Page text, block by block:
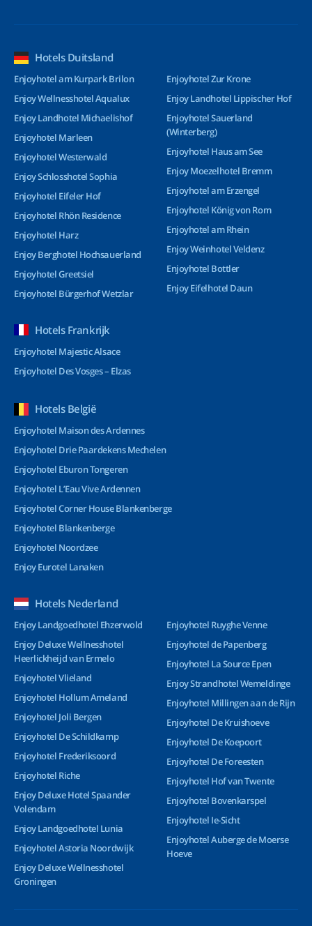
Hotels Duitsland
Enjoyhotel am Kurpark Brilon
Enjoy Wellnesshotel Aqualux
Enjoy Landhotel Michaelishof
Enjoyhotel Marleen
Enjoyhotel Westerwald
Enjoy Schlosshotel Sophia
Enjoyhotel Eifeler Hof
Enjoyhotel Rhön Residence
Enjoyhotel Harz
Enjoy Berghotel Hochsauerland
Enjoyhotel Greetsiel
Enjoyhotel Bürgerhof Wetzlar
Enjoyhotel Zur Krone
Enjoy Landhotel Lippischer Hof
Enjoyhotel Sauerland
(Winterberg)
Enjoyhotel Haus am See
Enjoy Moezelhotel Bremm
Enjoyhotel am Erzengel
Enjoyhotel König von Rom
Enjoyhotel am Rhein
Enjoy Weinhotel Veldenz
Enjoyhotel Bottler
Enjoy Eifelhotel Daun
Hotels Frankrijk
Enjoyhotel Majestic Alsace
Enjoyhotel Des Vosges – Elzas
Hotels België
Enjoyhotel Maison des Ardennes
Enjoyhotel Drie Paardekens Mechelen
Enjoyhotel Eburon Tongeren
Enjoyhotel L’Eau Vive Ardennen
Enjoyhotel Corner House Blankenberge
Enjoyhotel Blankenberge
Enjoyhotel Noordzee
Enjoy Eurotel Lanaken
Hotels Nederland
Enjoy Landgoedhotel Ehzerwold
Enjoy Deluxe Wellnesshotel
Heerlickheijd van Ermelo
Enjoyhotel Vlieland
Enjoyhotel Hollum Ameland
Enjoyhotel Joli Bergen
Enjoyhotel De Schildkamp
Enjoyhotel Frederiksoord
Enjoyhotel Riche
Enjoy Deluxe Hotel Spaander
Volendam
Enjoy Landgoedhotel Lunia
Enjoyhotel Astoria Noordwijk
Enjoy Deluxe Wellnesshotel
Groningen
Enjoyhotel Ruyghe Venne
Enjoyhotel de Papenberg
Enjoyhotel La Source Epen
Enjoy Strandhotel Wemeldinge
Enjoyhotel Millingen aan de Rijn
Enjoyhotel De Kruishoeve
Enjoyhotel De Koepoort
Enjoyhotel De Foreesten
Enjoyhotel Hof van Twente
Enjoyhotel Bovenkarspel
Enjoyhotel Ie-Sicht
Enjoyhotel Auberge de Moerse
Hoeve